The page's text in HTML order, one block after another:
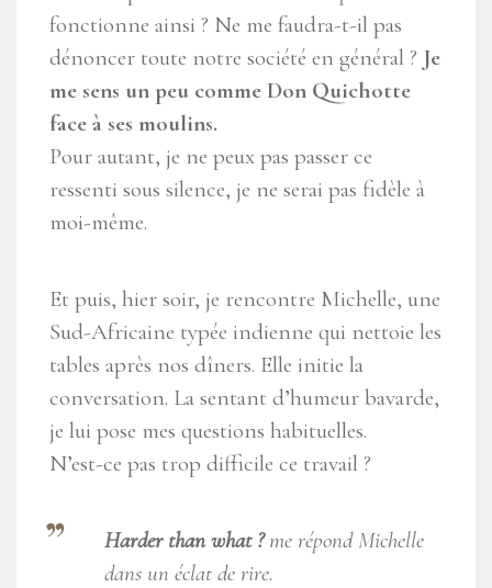
fonctionne ainsi ? Ne me faudra-t-il pas
dénoncer toute notre société en général ? Je
me sens un peu comme Don Quichotte
face à ses moulins.
Pour autant, je ne peux pas passer ce
ressenti sous silence, je ne serai pas fidèle à
moi-même.
Et puis, hier soir, je rencontre Michelle, une
Sud-Africaine typée indienne qui nettoie les
tables après nos dîners. Elle initie la
conversation. La sentant d’humeur bavarde,
je lui pose mes questions habituelles.
N’est-ce pas trop difficile ce travail ?
Harder than what ?me répond Michelle
dans un éclat de rire.